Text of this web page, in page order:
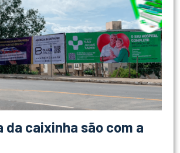
da caixinha são com a